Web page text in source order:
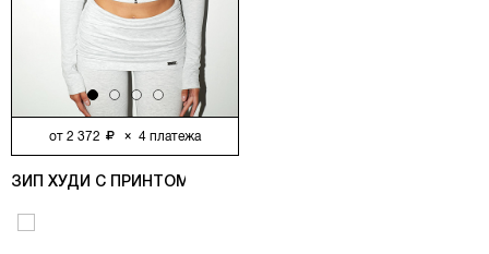
от 2 372 × 4 платежа
ЗИП ХУДИ С ПРИНТОМ SVYATAYA, СЕРЫЙ МЕЛАНЖ